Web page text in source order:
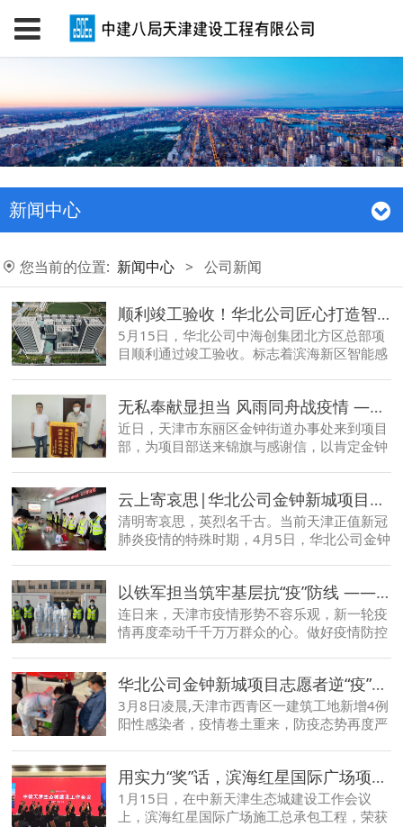
新闻中心
您当前的位置: 新闻中心 > 公司新闻
顺利竣工验收！华北公司匠心打造智能产业新高地
5月15日，华北公司中海创集团北方区总部项
目顺利通过竣工验收。标志着滨海新区智能感
无私奉献显担当 风雨同舟战疫情 ——华北公司金钟新城项目获锦旗与感谢信
近日，天津市东丽区金钟街道办事处来到项目
部，为项目部送来锦旗与感谢信，以肯定金钟
云上寄哀思|华北公司金钟新城项目借“云端”祭英烈 弘扬民族传统精神
清明寄哀思，英烈名千古。当前天津正值新冠
肺炎疫情的特殊时期，4月5日，华北公司金钟
缅怀革命先烈功绩，进一步激励斗志，鼓舞士
气，铸牢根魂，持续增强奋进凝聚力
以铁军担当筑牢基层抗“疫”防线 ——华北公司金钟新城项目开展志愿服务活动
连日来，天津市疫情形势不容乐观，新一轮疫
情再度牵动千千万万群众的心。做好疫情防控
项目党支部成立志愿服务队，主动对接金钟街
街道办开展抗“疫”志愿服务
华北公司金钟新城项目志愿者逆“疫”而行
3月8日凌晨,天津市西青区一建筑工地新增4例
阳性感染者，疫情卷土重来，防疫态势再度严
用实力“奖”话，滨海红星国际广场项目获生态城管委会表彰
1月15日，在中新天津生态城建设工作会议
上，滨海红星国际广场施工总承包工程，荣获